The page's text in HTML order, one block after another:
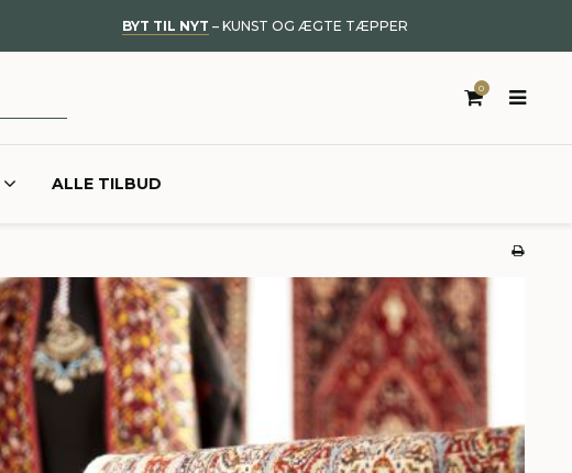
BYT TIL NYT – KUNST OG ÆGTE TÆPPER
0
ALLE TILBUD